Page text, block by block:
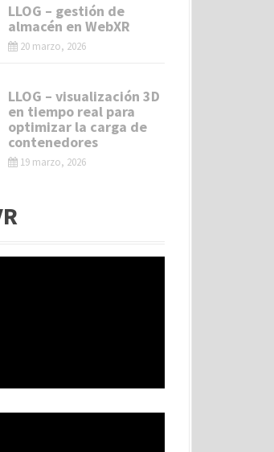
LLOG – gestión de
almacén en WebXR
20 marzo, 2026
LLOG – visualización 3D
en tiempo real para
optimizar la carga de
contenedores
19 marzo, 2026